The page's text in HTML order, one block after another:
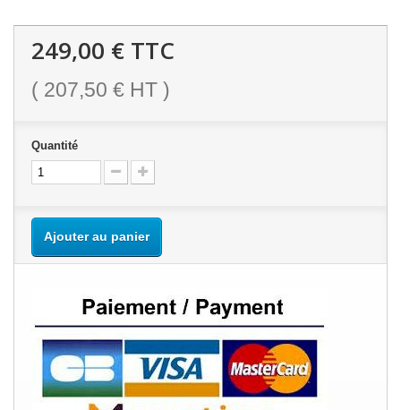
249,00 € TTC
( 207,50 € HT )
Quantité
Ajouter au panier